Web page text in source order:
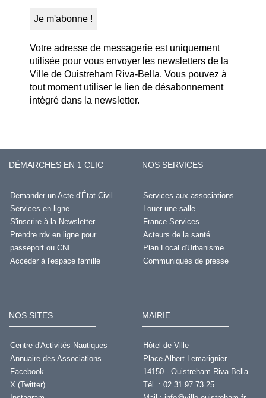
Votre adresse de messagerie est uniquement
utilisée pour vous envoyer les newsletters de la
Ville de Ouistreham Riva-Bella. Vous pouvez à
tout moment utiliser le lien de désabonnement
intégré dans la newsletter.
DÉMARCHES EN 1 CLIC
Demander un Acte d'État Civil
Services en ligne
S'inscrire à la Newsletter
Prendre rdv en ligne pour
passeport ou CNI
Accéder à l'espace famille
NOS SERVICES
Services aux associations
Louer une salle
France Services
Acteurs de la santé
Plan Local d'Urbanisme
Communiqués de presse
NOS SITES
Centre d'Activités Nautiques
Annuaire des Associations
Facebook
X (Twitter)
MAIRIE
Hôtel de Ville
Place Albert Lemarignier
14150 - Ouistreham Riva-Bella
Tél. : 02 31 97 73 25